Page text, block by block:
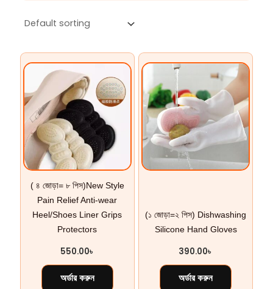
( ৪ জোড়া= ৮ পিস)New Style
Pain Relief Anti-wear
Heel/Shoes Liner Grips
Protectors
550.00৳
অর্ডার করুন
(১ জোড়া=২ পিস) Dishwashing
Silicone Hand Gloves
390.00৳
অর্ডার করুন